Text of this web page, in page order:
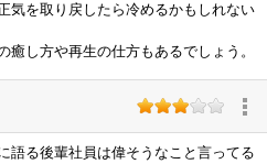
気を取り戻したら冷めるかもしれない
し方や再生の仕方もあるでしょう。
語る後輩社員は偉そうなこと言ってる